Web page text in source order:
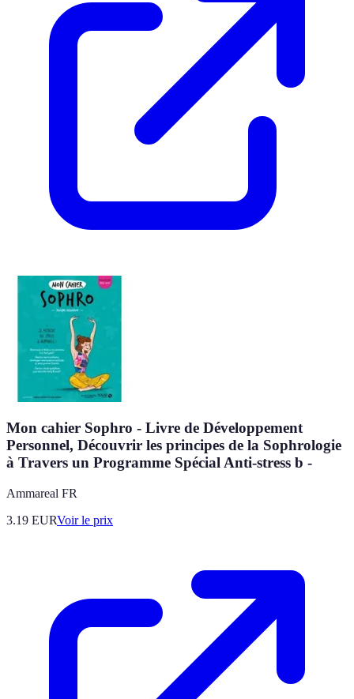
Mon cahier Sophro - Livre de Développement
Personnel, Découvrir les principes de la Sophrologie
à Travers un Programme Spécial Anti-stress b -
Ammareal FR
3.19 EURVoir le prix